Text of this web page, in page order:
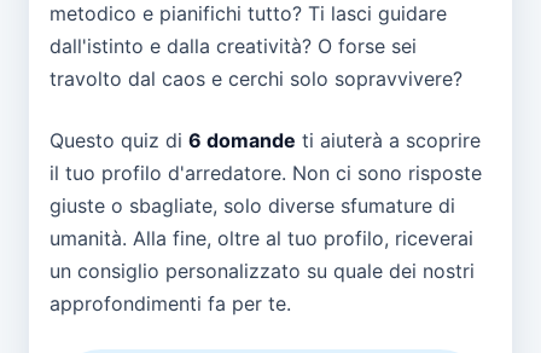
metodico e pianifichi tutto? Ti lasci guidare
dall'istinto e dalla creatività? O forse sei
travolto dal caos e cerchi solo sopravvivere?
Questo quiz di 6 domande ti aiuterà a scoprire
il tuo profilo d'arredatore. Non ci sono risposte
giuste o sbagliate, solo diverse sfumature di
umanità. Alla fine, oltre al tuo profilo, riceverai
un consiglio personalizzato su quale dei nostri
approfondimenti fa per te.